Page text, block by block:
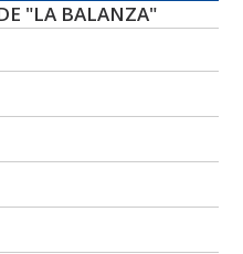
"LA BALANZA"